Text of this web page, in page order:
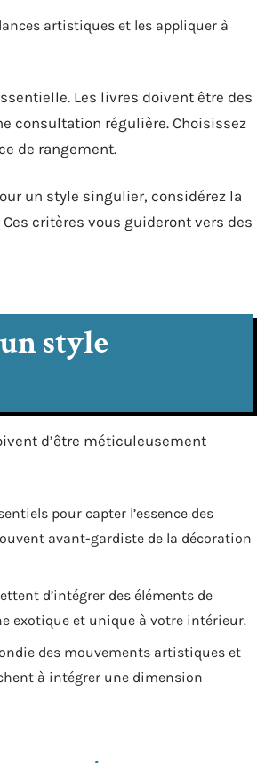
artistiques et les appliquer à
Les livres doivent être des
consultation régulière. Choisissez
de rangement.
un style singulier, considérez la
critères vous guideront vers des
style
d’être méticuleusement
pour capter l’essence des
avant-gardiste de la décoration
d’intégrer des éléments de
exotique et unique à votre intérieur.
des mouvements artistiques et
à intégrer une dimension